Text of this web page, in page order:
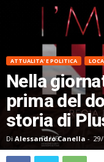
ATTUALITA' E POLITICA
Nella
prima del
storia di
Di Alessandro Canella -